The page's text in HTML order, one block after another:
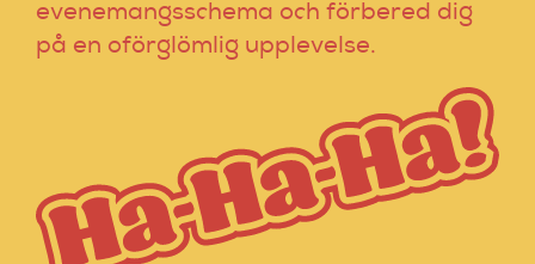
evenemangsschema och förbered dig
på en oförglömlig upplevelse.